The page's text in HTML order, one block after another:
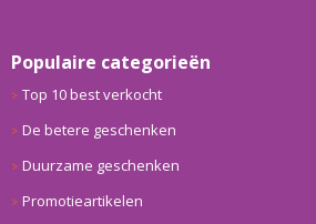
Populaire categorieën
Top 10 best verkocht
De betere geschenken
Duurzame geschenken
Promotieartikelen